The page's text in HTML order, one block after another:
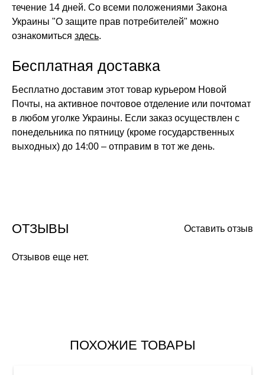
течение 14 дней. Со всеми положениями Закона
Украины "О защите прав потребителей" можно
ознакомиться здесь.
Бесплатная доставка
Бесплатно доставим этот товар курьером Новой
Почты, на активное почтовое отделение или почтомат
в любом уголке Украины. Если заказ осуществлен с
понедельника по пятницу (кроме государственных
выходных) до 14:00 – отправим в тот же день.
Оставить отзыв
ОТЗЫВЫ
Отзывов еще нет.
ПОХОЖИЕ ТОВАРЫ